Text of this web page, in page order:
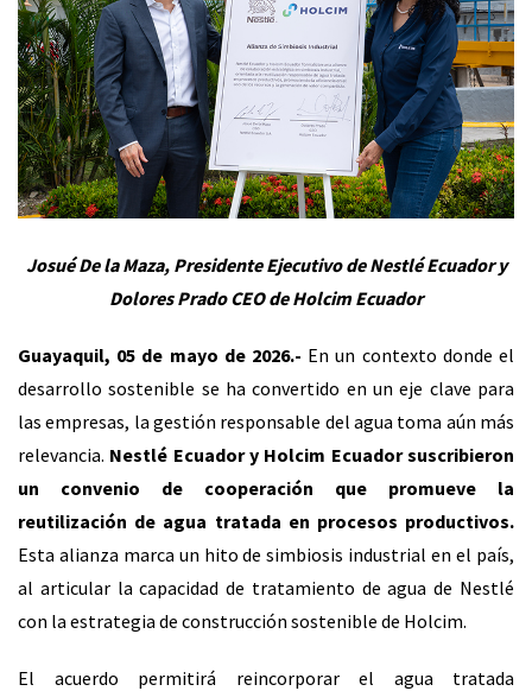
Josué De la Maza, Presidente Ejecutivo de Nestlé Ecuador y
Dolores Prado CEO de Holcim Ecuador
Guayaquil, 05 de mayo de 2026.- En un contexto donde el
desarrollo sostenible se ha convertido en un eje clave para
las empresas, la gestión responsable del agua toma aún más
relevancia. Nestlé Ecuador y Holcim Ecuador suscribieron
un convenio de cooperación que promueve la
reutilización de agua tratada en procesos productivos.
Esta alianza marca un hito de simbiosis industrial en el país,
al articular la capacidad de tratamiento de agua de Nestlé
con la estrategia de construcción sostenible de Holcim.
El acuerdo permitirá reincorporar el agua tratada